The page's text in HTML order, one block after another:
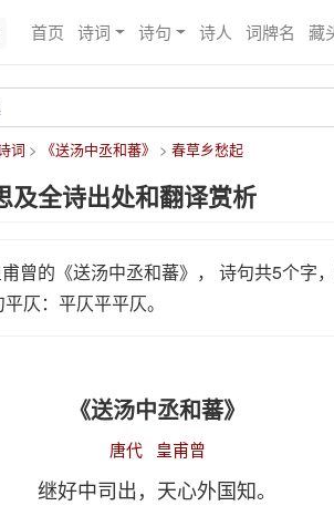
首页 诗词 诗句 诗人 词牌名 藏
词 《送汤中丞和蕃》 春草乡愁起
及全诗出处和翻译赏析
曾的《送汤中丞和蕃》， 诗句共5个字
仄：平仄平平仄。
《送汤中丞和蕃》
唐代 皇甫曾
继好中司出，天心外国知。